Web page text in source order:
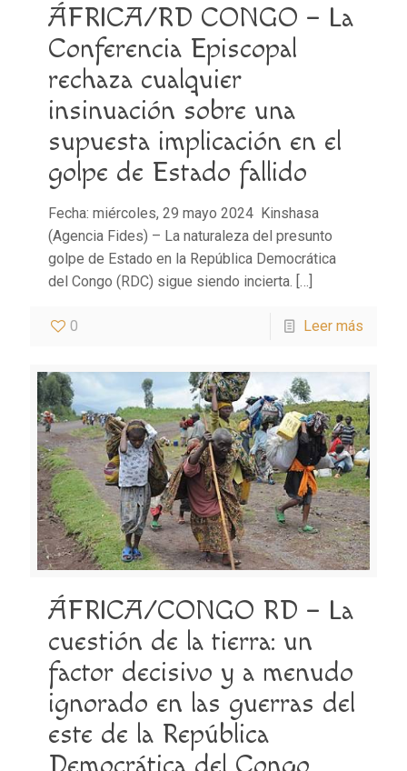
ÁFRICA/RD CONGO – La
Conferencia Episcopal
rechaza cualquier
insinuación sobre una
supuesta implicación en el
golpe de Estado fallido
Fecha: miércoles, 29 mayo 2024 Kinshasa
(Agencia Fides) – La naturaleza del presunto
golpe de Estado en la República Democrática
del Congo (RDC) sigue siendo incierta. […]
0 Leer más
ÁFRICA/CONGO RD – La
cuestión de la tierra: un
factor decisivo y a menudo
ignorado en las guerras del
este de la República